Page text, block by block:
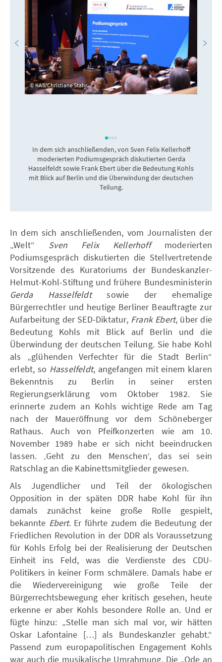
KAS/Christiane Stahr
In dem sich anschließenden, von Sven Felix Kellerhoff
moderierten Podiumsgespräch diskutierten Gerda
Hasselfeldt sowie Frank Ebert über die Bedeutung Kohls
mit Blick auf Berlin und die Überwindung der deutschen
Teilung.
In dem sich anschließenden, vom Journalisten der
„Welt“ Sven Felix Kellerhoffmoderierten
Podiumsgespräch diskutierten die Stellvertretende
Vorsitzende des Kuratoriums der Bundeskanzler-
Helmut-Kohl-Stiftung und frühere Bundesministerin
Gerda Hasselfeldtsowie der ehemalige
Bürgerrechtler und heutige Berliner Beauftragte zur
Aufarbeitung der SED-Diktatur, Frank Ebert, über die
Bedeutung Kohls mit Blick auf Berlin und die
Überwindung der deutschen Teilung. Sie habe Kohl
als „glühenden Verfechter für die Stadt Berlin“
erlebt, so Hasselfeldt, angefangen mit einem klaren
Bekenntnis zu Berlin in seiner ersten
Regierungserklärung vom Oktober 1982. Sie
erinnerte zudem an Kohls wichtige Rede am Tag
nach der Maueröffnung vor dem Schöneberger
Rathaus. Auch von Pfeifkonzerten wie am 10.
November 1989 habe er sich nicht beeindrucken
lassen. ‚Geht zu den Menschen‘, das sei sein
Ratschlag an die Kabinettsmitglieder gewesen.
Als Jugendlicher und Teil der ökologischen
Opposition in der späten DDR habe Kohl für ihn
damals zunächst keine große Rolle gespielt,
bekannte Ebert. Er führte zudem die Bedeutung der
Friedlichen Revolution in der DDR als Voraussetzung
für Kohls Erfolg bei der Realisierung der Deutschen
Einheit ins Feld, was die Verdienste des CDU-
Politikers in keiner Form schmälere. Damals habe er
die Wiedervereinigung wie große Teile der
Bürgerrechtsbewegung eher kritisch gesehen, heute
erkenne er aber Kohls besondere Rolle an. Und er
fügte hinzu: „Stelle man sich mal vor, wir hätten
Oskar Lafontaine […] als Bundeskanzler gehabt.“
Passend zum europapolitischen Engagement Kohls
war auch die musikalische Umrahmung. Die „Ode an